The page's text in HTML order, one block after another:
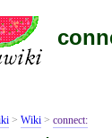
> Wiki > connect: